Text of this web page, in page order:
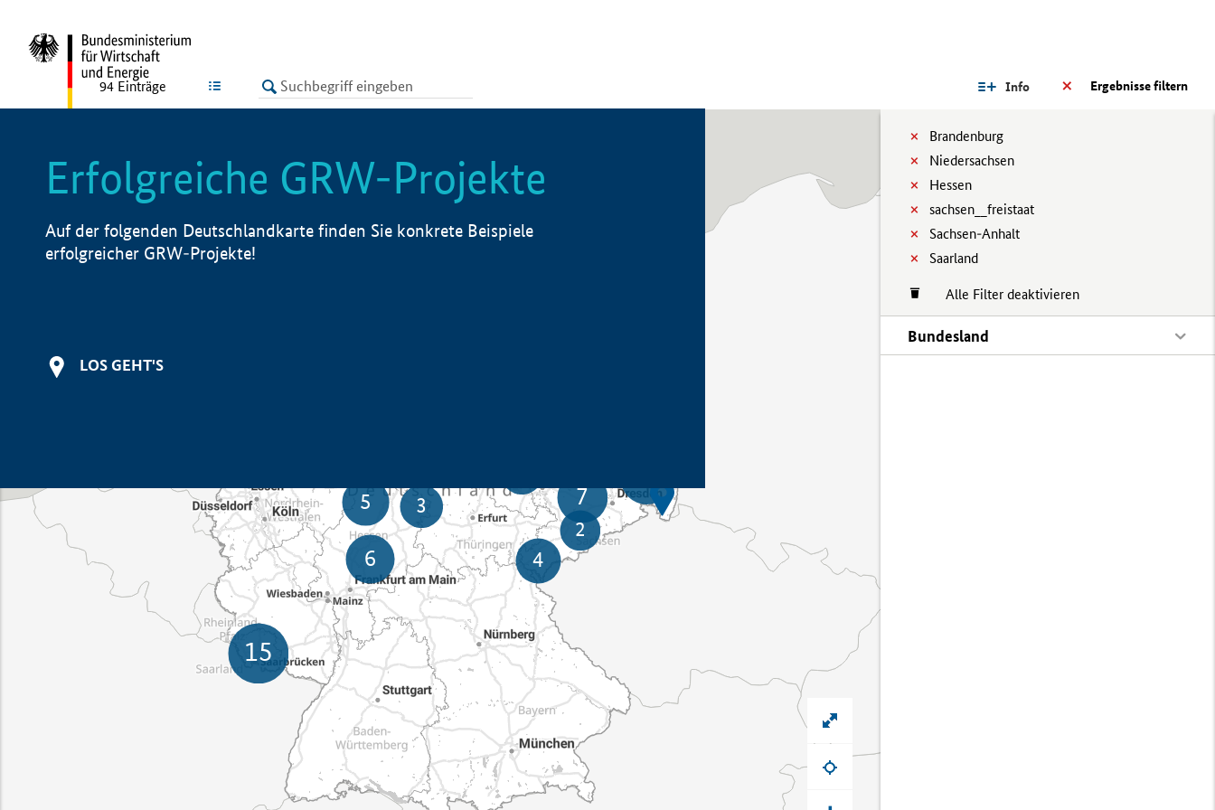
LISTE Ergebnisse filtern
Info
Brandenburg
Niedersachsen
Hessen
sachsen__freistaat
Sachsen-Anhalt
Saarland
Alle Filter deaktivieren
Bundesland
94 Einträge
Erfolgreiche GRW-Projekte
Auf der folgenden Deutschlandkarte finden Sie konkrete Beispiele
erfolgreicher GRW-Projekte!
LOS GEHT'S